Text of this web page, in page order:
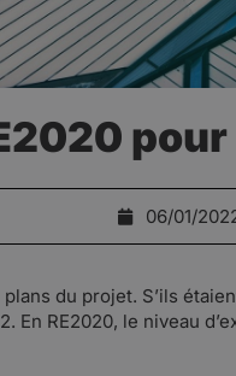
06/01/
du projet. S’ils
En RE2020, le niveau